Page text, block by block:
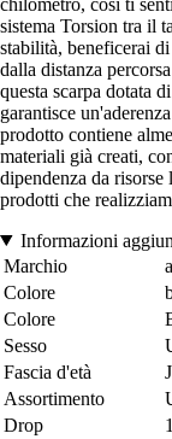
sistema Torsion tra il
stabilità, beneficerai
dalla distanza
questa scarpa dotata
garantisce
prodotto contiene
materiali già creati,
dipendenza da
prodotti che
Informazioni
Marchio
Colore
Colore
Sesso
Fascia d'età
Assortimento
Drop